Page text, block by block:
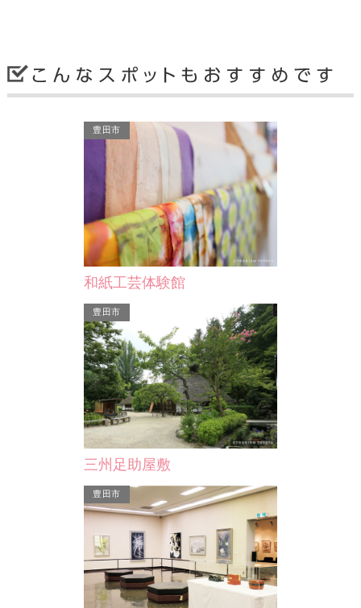
金のわらじ案内柱（に）
統一的なルート案内として平成19年に
設置が開始された二十七曲りコースの
案内柱。柱の上にある「…
金のわらじ案内柱
統一的なルート案内と
設置が開始された二十
案内柱。柱の上にあ
豊田市
和紙工芸体験館
豊田市
三州足助屋敷
豊田市